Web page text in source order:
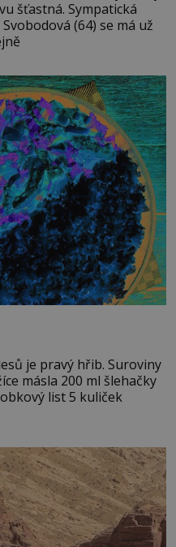
Sympatická
(64) se má už
hřib. Suroviny
másla 200 ml šlehačky
list 5 kuliček